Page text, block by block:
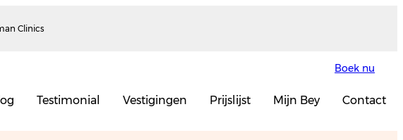
Clinics
Boek nu
Testimonial Vestigingen Prijslijst Mijn Bey Contact